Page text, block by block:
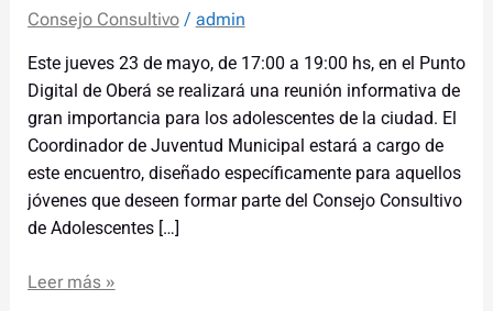
Consejo Consultivo/ admin
Este jueves 23 de mayo, de 17:00 a 19:00 hs, en el Punto
Digital de Oberá se realizará una reunión informativa de
gran importancia para los adolescentes de la ciudad. El
Coordinador de Juventud Municipal estará a cargo de
este encuentro, diseñado específicamente para aquellos
jóvenes que deseen formar parte del Consejo Consultivo
de Adolescentes […]
Leer más »